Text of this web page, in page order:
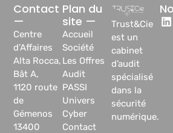
Trust&Cie
est un
cabinet
d’audit
spécialisé
dans la
sécurité
numérique.
Plan du
site —
Accueil
Société
Les Offres
Audit
PASSI
Univers
Cyber
Contact
Contact
—
Centre
d’Affaires
Alta Rocca,
Bât A,
1120 route
de
Gémenos
13400